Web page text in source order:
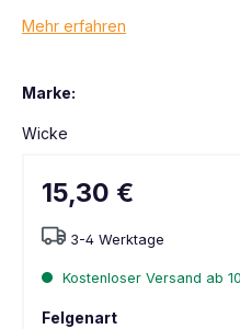
Mehr erfahren
Marke:
Wicke
15,30 €
3-4 Werktage
Kostenloser Versand ab
Felgenart